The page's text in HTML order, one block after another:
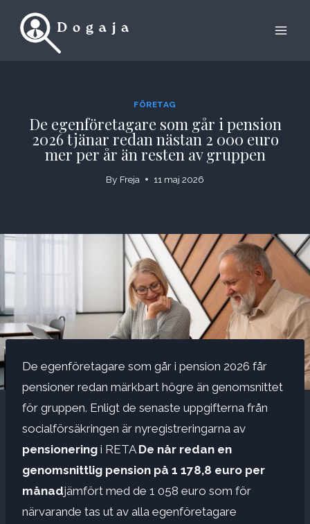
FÖRETAG
De egenföretagare som går i pension
2026 tjänar redan nästan 2 000 euro
mer per år än resten av gruppen
By Freja 11 maj 2026
De egenföretagare som går i pension 2026 får
pensioner redan märkbart högre än genomsnittet
för gruppen. Enligt de senaste uppgifterna från
socialförsäkringen är nyregistreringarna av
pensionering i RETA De når redan en
genomsnittlig pension på 1 178,8 euro per
månadjämfört med de 1 058 euro som för
närvarande tas ut av alla egenföretagare